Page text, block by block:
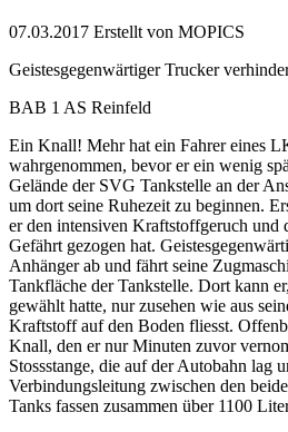
07.03.2017 Erstellt von MOPICS
Geistesgegenwärtiger Trucker
BAB 1 AS Reinfeld
Ein Knall! Mehr hat ein Fahrer eines
wahrgenommen, bevor er ein wenig
Gelände der SVG Tankstelle an der
um dort seine Ruhezeit zu beginnen.
er den intensiven Kraftstoffgeruch und
Gefährt gezogen hat.
Anhänger ab und fährt seine
Tankfläche der Tankstelle. Dort kann
gewählt hatte, nur zusehen wie aus
Kraftstoff auf den Boden fliesst.
Knall, den er nur Minuten zuvor
Stossstange, die auf der Autobahn lag
Verbindungsleitung zwischen den
Tanks fassen zusammen über 1100